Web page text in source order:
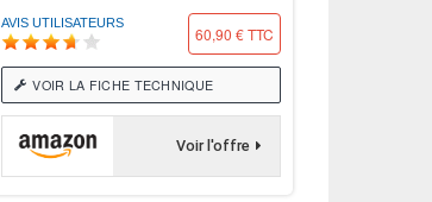
AVIS UTILISATEURS
60,90 € TTC
VOIR LA FICHE TECHNIQUE
Voir l'offre